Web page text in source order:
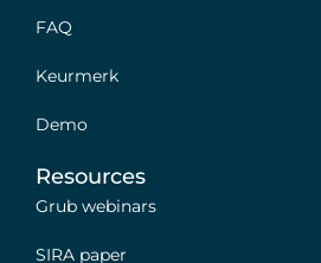
FAQ
Keurmerk
Demo
Resources
Grub webinars
SIRA paper